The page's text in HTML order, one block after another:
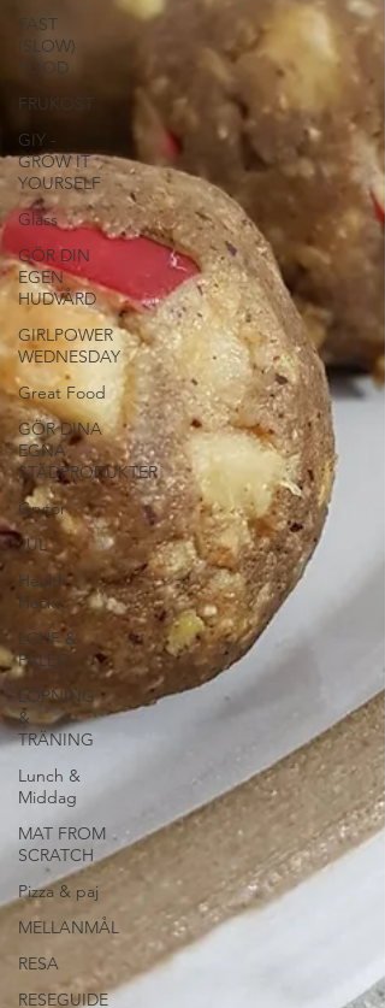
FAST
(SLOW)
FOOD
FRUKOST
GIY -
GROW IT
YOURSELF
Glass
GÖR DIN
EGEN
HUDVÅRD
GIRLPOWER
WEDNESDAY
Great Food
GÖR DINA
EGNA
STÄDPRODUKTER
Grytor
JUL
Health
Hacks
LCHF &
PALEO
LÖPNING
&
TRÄNING
Lunch &
Middag
MAT FROM
SCRATCH
Pizza & paj
MELLANMÅL
RESA
RESEGUIDE